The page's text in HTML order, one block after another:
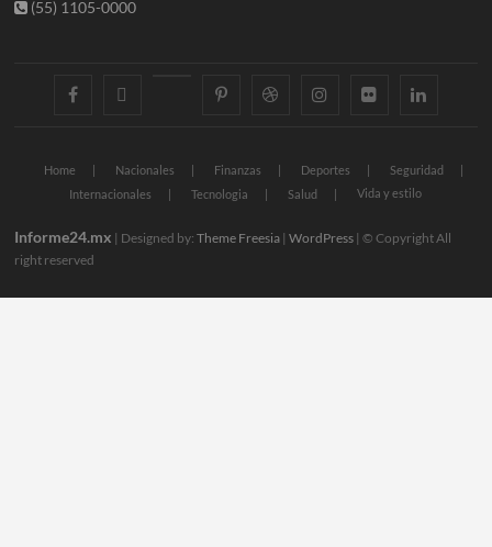
(55) 1105-0000
facebook googlepluspinterestdribbble instagramflickr linkedin
Home Nacionales Finanzas Deportes
Seguridad
Internacionales
Tecnologia Salud Vida y estilo
Informe24.mx | Designed by:Theme Freesia |WordPress | © Copyright All
right reserved